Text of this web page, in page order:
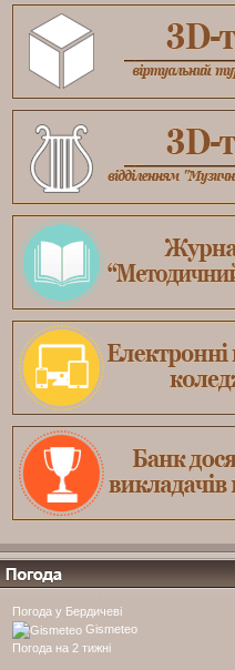
Погода
Погода у Бердичеві
Gismeteo
Погода на 2 тижні